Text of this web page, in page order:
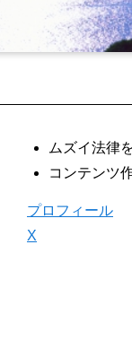
ムズイ法律
コンテンツ
プロフィール
X